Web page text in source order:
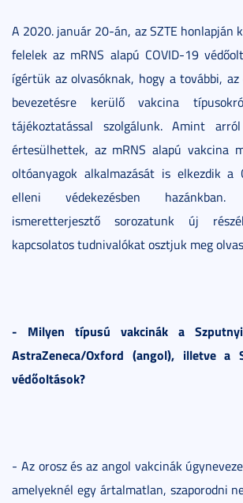
A 2020. január 20-án, az SZTE honlapján
felelek az mRNS alapú COVID-19
ígértük az olvasóknak, hogy a további,
bevezetésre kerülő vakcina
tájékoztatással szolgálunk. Amint
értesülhettek, az mRNS alapú vakcina
oltóanyagok alkalmazását is elkezdik a
elleni védekezésben hazánkban.
ismeretterjesztő sorozatunk új
kapcsolatos tudnivalókat osztjuk meg
- Milyen típusú vakcinák a
AstraZeneca/Oxford (angol), illetve a
védőoltások?
- Az orosz és az angol vakcinák
amelyeknél egy ártalmatlan, szaporodni